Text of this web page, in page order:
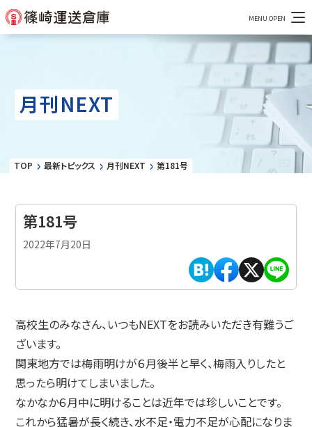
月刊NEXT
TOP 最新トピックス 月刊NEXT 第181号
第181号
2022年7月20日
高校生のみなさん、いつもNEXTをお読みいただき有難うご
ざいます。
関東地方では梅雨明けが６月後半と早く、梅雨入りしたと
思ったら明けてしまいました。
なかなか６月中に明けることは近年では珍しいことです。
これから猛暑が長く続き、水不足・電力不足が心配になりま